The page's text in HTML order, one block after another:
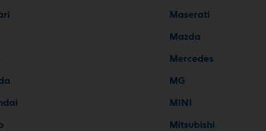
Maserati
Mazda
Mercedes
MG
MINI
Mitsubishi